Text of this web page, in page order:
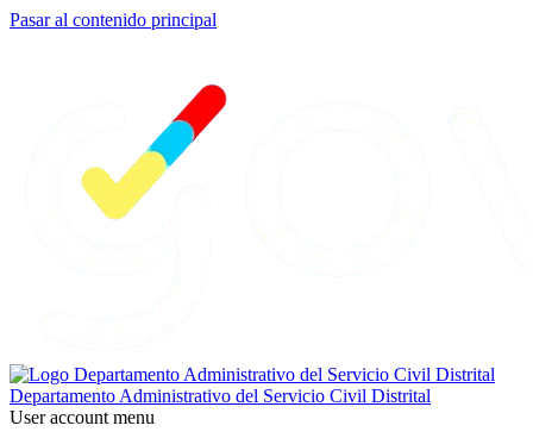
Pasar al contenido principal
Departamento Administrativo del Servicio Civil Distrital
User account menu